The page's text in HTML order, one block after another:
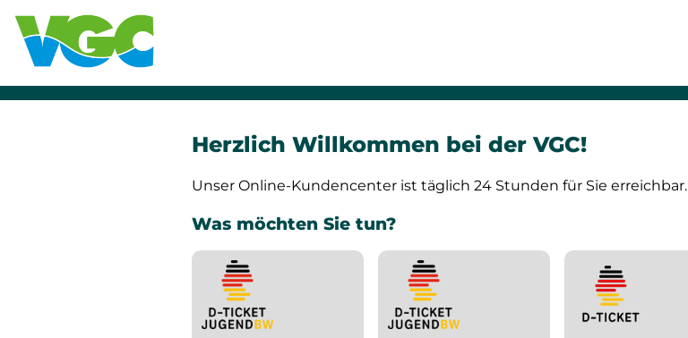
Herzlich Willkommen bei der VGC!
Unser Online-Kundencenter ist täglich 24 Stunden für Sie erreichbar.
Was möchten Sie tun?